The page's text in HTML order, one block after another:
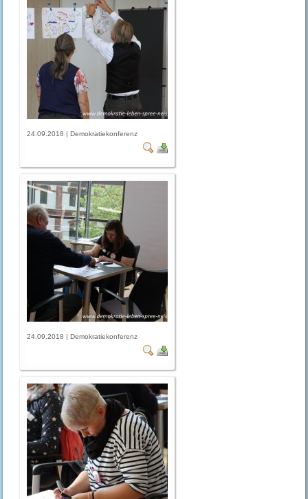
24.09.2018 | Demokratiekonferenz
24.09.2018 | Demokratiekonferenz